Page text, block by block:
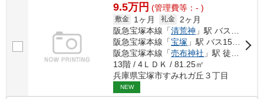
9.5万円 (管理費等：- )
敷金 1ヶ月 礼金
2ヶ月
阪急宝塚本線「清荒神 」駅 バス5分 「すみれガ丘三丁目」 停歩3分
阪急宝塚本線「宝塚 」駅 バス15分 「すみれガ丘三丁目」 停歩3分
阪急宝塚本線「売布神社 」駅 徒歩53分
13階 / 4ＬＤＫ / 81.25㎡
兵庫県宝塚市すみれガ丘３丁目
NEW